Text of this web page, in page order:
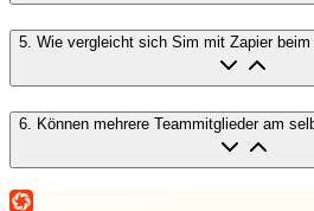
5 Wie vergleicht sich Sim mit Zapier
6 Können mehrere Teammitglieder am